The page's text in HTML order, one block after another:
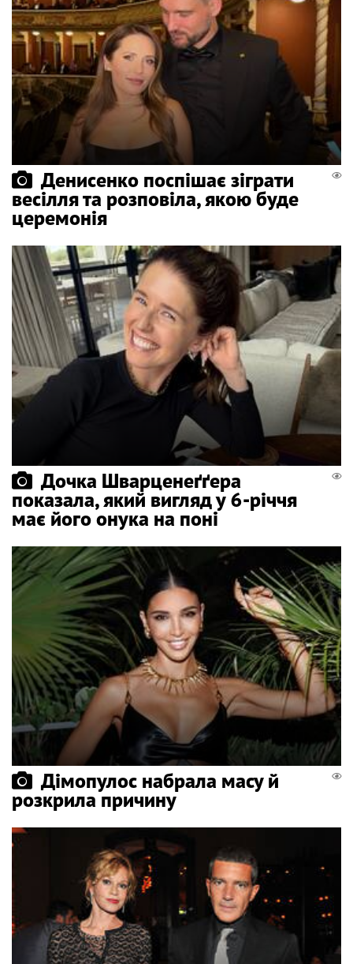
Денисенко поспішає зіграти
весілля та розповіла, якою буде
церемонія
Дочка Шварценеґґера
показала, який вигляд у 6-річчя
має його онука на поні
Дімопулос набрала масу й
розкрила причину